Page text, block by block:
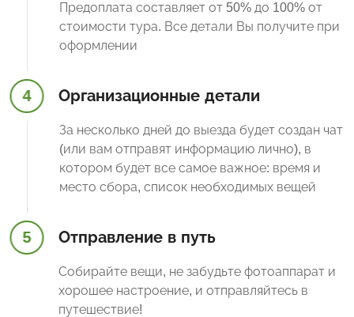
Предоплата составляет от 50% до 100% от
стоимости тура. Все детали Вы получите при
оформлении
4 Организационные детали
За несколько дней до выезда будет создан чат
(или вам отправят информацию лично), в
котором будет все самое важное: время и
место сбора, список необходимых вещей
5 Отправление в путь
Собирайте вещи, не забудьте фотоаппарат и
хорошее настроение, и отправляйтесь в
путешествие!